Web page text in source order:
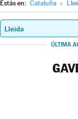
Estás en: Cataluña »
ÚLTIMA